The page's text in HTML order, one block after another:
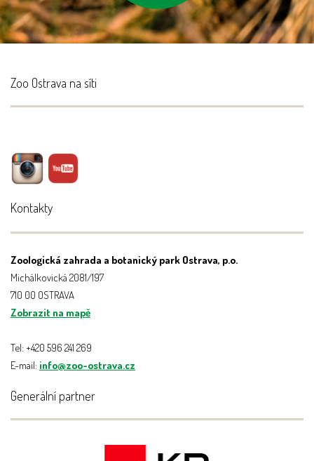
Zoo Ostrava na síti
Kontakty
Zoologická zahrada a botanický park Ostrava, p.o.
Michálkovická 2081/197
710 00 OSTRAVA
Zobrazit na mapě
Tel: +420 596 241 269
E-mail: info@zoo-ostrava.cz
Generální partner